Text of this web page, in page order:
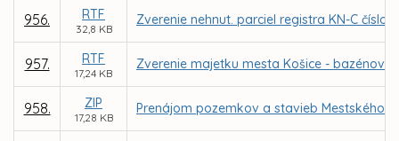
956. RTF
32,8 KB
Zverenie nehnut. parciel registra KN-C
957. RTF
17,24 KB
Zverenie majetku mesta Košice -
958. ZIP
17,28 KB
Prenájom pozemkov a stavieb Mestského